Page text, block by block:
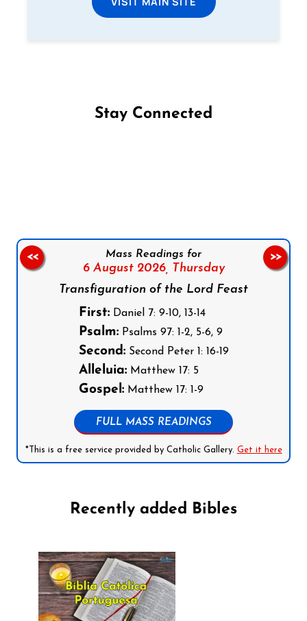
Stay Connected
Mass Readings for
6 August 2026, Thursday
Transfiguration of the Lord Feast
First:Daniel 7: 9-10, 13-14
Psalm:Psalms 97: 1-2, 5-6, 9
Second:Second Peter 1: 16-19
Alleluia:Matthew 17: 5
Gospel:Matthew 17: 1-9
FULL MASS READINGS
*This is a free service provided by Catholic Gallery. Get it here
<< >>
Recently added Bibles